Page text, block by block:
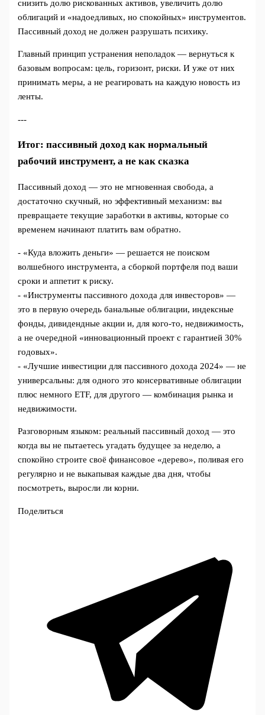
снизить долю рискованных активов, увеличить долю
облигаций и «надоедливых, но спокойных» инструментов.
Пассивный доход не должен разрушать психику.
Главный принцип устранения неполадок — вернуться к
базовым вопросам: цель, горизонт, риски. И уже от них
принимать меры, а не реагировать на каждую новость из
ленты.
---
Итог: пассивный доход как нормальный
рабочий инструмент, а не как сказка
Пассивный доход — это не мгновенная свобода, а
достаточно скучный, но эффективный механизм: вы
превращаете текущие заработки в активы, которые со
временем начинают платить вам обратно.
- «Куда вложить деньги» — решается не поиском
волшебного инструмента, а сборкой портфеля под ваши
сроки и аппетит к риску.
- «Инструменты пассивного дохода для инвесторов» —
это в первую очередь банальные облигации, индексные
фонды, дивидендные акции и, для кого-то, недвижимость,
а не очередной «инновационный проект с гарантией 30%
годовых».
- «Лучшие инвестиции для пассивного дохода 2024» — не
универсальны: для одного это консервативные облигации
плюс немного ETF, для другого — комбинация рынка и
недвижимости.
Разговорным языком: реальный пассивный доход — это
когда вы не пытаетесь угадать будущее за неделю, а
спокойно строите своё финансовое «дерево», поливая его
регулярно и не выкапывая каждые два дня, чтобы
посмотреть, выросли ли корни.
Поделиться